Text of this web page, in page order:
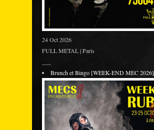
24 Oct 2026
FULL METAL | Paris
Brunch et Bingo [WEEK-END MEC 2026]